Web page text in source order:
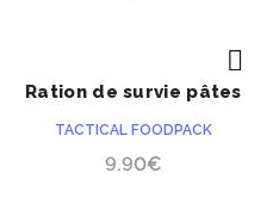
ACHETER
Ration de survie pâtes
TACTICAL FOODPACK
9.90€